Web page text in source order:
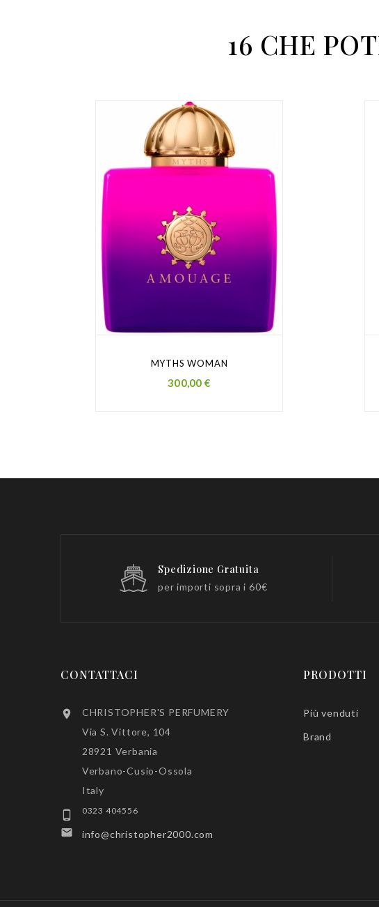
16 CHE
MYTHS WOMAN
Prezzo
300,00 €
Spedizione Gratuita
per importi sopra i 60€
CONTATTACI

CHRISTOPHER'S PERFUMERY
Via S. Vittore, 104
28921 Verbania
Verbano-Cusio-Ossola
Italy
 0323 404556
 info@christopher2000.com
PRODOTTI
Più venduti
Brand